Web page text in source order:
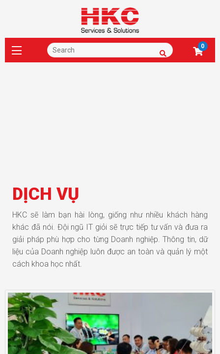
0
DỊCH VỤ
HKC sẽ làm bạn hài lòng, giống như nhiều khách hàng
khác đã nói. Đội ngũ IT giỏi sẽ trực tiếp tư vấn và đưa ra
giải pháp phù hợp cho từng Doanh nghiệp. Thông tin, dữ
liệu của Doanh nghiệp luôn được an toàn và quản lý một
cách khoa học nhất.